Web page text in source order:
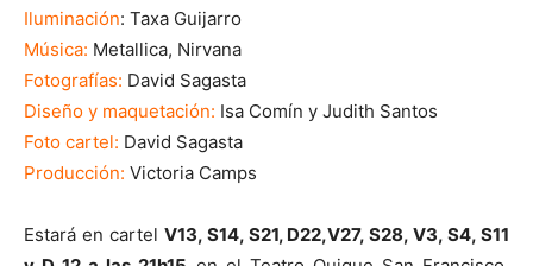
Iluminación: Taxa Guijarro
Música: Metallica, Nirvana
Fotografías: David Sagasta
Diseño y maquetación: Isa Comín y Judith Santos
Foto cartel: David Sagasta
Producción: Victoria Camps
Estará en cartel V13, S14, S21, D22,V27, S28, V3, S4, S11